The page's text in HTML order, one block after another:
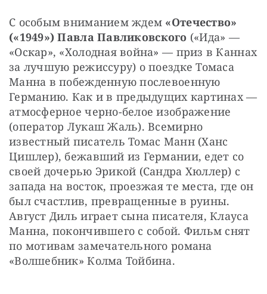
С особым вниманием ждем «Отечество»
(«1949») Павла Павликовского («Ида» —
«Оскар», «Холодная война» — приз в Каннах
за лучшую режиссуру) о поездке Томаса
Манна в побежденную послевоенную
Германию. Как и в предыдущих картинах —
атмосферное черно-белое изображение
(оператор Лукаш Жаль). Всемирно
известный писатель Томас Манн (Ханс
Цишлер), бежавший из Германии, едет со
своей дочерью Эрикой (Сандра Хюллер) с
запада на восток, проезжая те места, где он
был счастлив, превращенные в руины.
Август Диль играет сына писателя, Клауса
Манна, покончившего с собой. Фильм снят
по мотивам замечательного романа
«Волшебник» Колма Тойбина.